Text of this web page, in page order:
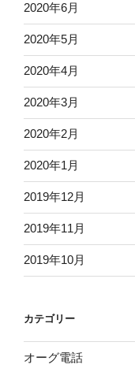
2020年6月
2020年5月
2020年4月
2020年3月
2020年2月
2020年1月
2019年12月
2019年11月
2019年10月
カテゴリー
オーグ電話